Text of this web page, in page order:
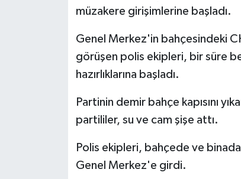
müzakere girişimlerine başladı.
Genel Merkez'in bahçesindeki
görüşen polis ekipleri, bir süre
hazırlıklarına başladı.
Partinin demir bahçe kapısını
partililer, su ve cam şişe attı.
Polis ekipleri, bahçede ve
Genel Merkez'e girdi.